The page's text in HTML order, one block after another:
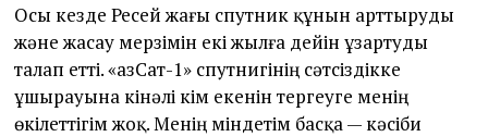
Осы кезде Ресей жағы спутник құнын арттыруды
және жасау мерзімін екі жылға дейін ұзартуды
талап етті. «ҚазСат-1» спутнигінің сәтсіздікке
ұшырауына кінәлі кім екенін тергеуге менің
өкілеттігім жоқ. Менің міндетім басқа — кәсіби